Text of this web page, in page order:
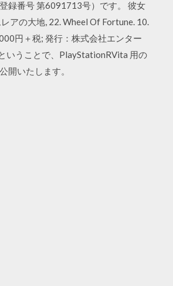
録番号 第6091713号）です。 彼女
アの大地, 22. Wheel Of Fortune. 10.
円＋税; 発行：株式会社エンター
いうことで、PlayStationRVita 用の
開いたします。